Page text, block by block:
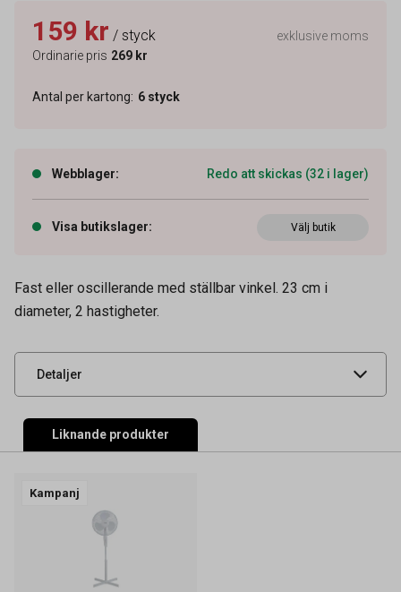
159 kr / styck
Ordinarie pris 269 kr
exklusive moms
Antal per kartong: 6 styck
Webblager: Redo att skickas (32 i lager)
Visa butikslager: Välj butik
Fast eller oscillerande med ställbar vinkel. 23 cm i
diameter, 2 hastigheter.
Detaljer
Artikelnummer 39200001
Leverantörens
UNSPSC 40101601
Liknande produkter
Kampanj